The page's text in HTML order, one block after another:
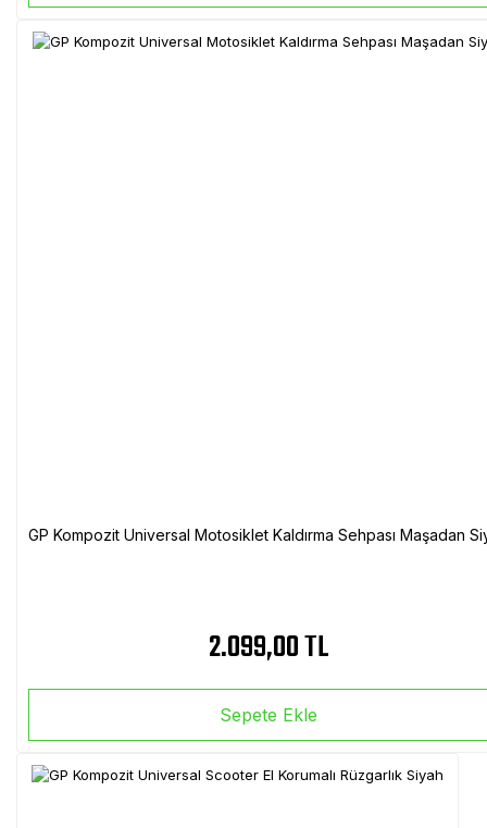
GP Kompozit Universal Motosiklet Kaldırma Sehpası Maşadan
2.099,00 TL
Sepete Ekle